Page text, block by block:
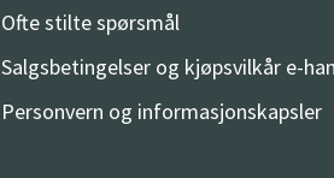
Ofte stilte spørsmål
Salgsbetingelser og kjøpsvilkår e-
Personvern og informasjonskapsler